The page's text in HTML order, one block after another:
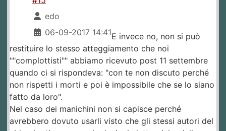
edo
06-09-2017 14:41E invece no, non si può
restituire lo stesso atteggiamento che noi
""complottisti"" abbiamo ricevuto post 11 settembre
quando ci si rispondeva: "con te non discuto perché
non rispetti i morti e poi è impossibile che se lo siano
fatto da loro".
Nel caso dei manichini non si capisce perché
avrebbero dovuto usarli visto che gli stessi autori del